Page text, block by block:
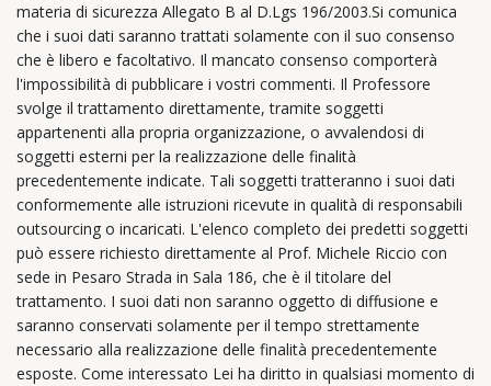
materia di sicurezza Allegato B al D.Lgs 196/2003.Si comunica
che i suoi dati saranno trattati solamente con il suo consenso
che è libero e facoltativo. Il mancato consenso comporterà
l'impossibilità di pubblicare i vostri commenti. Il Professore
svolge il trattamento direttamente, tramite soggetti
appartenenti alla propria organizzazione, o avvalendosi di
soggetti esterni per la realizzazione delle finalità
precedentemente indicate. Tali soggetti tratteranno i suoi dati
conformemente alle istruzioni ricevute in qualità di responsabili
outsourcing o incaricati. L'elenco completo dei predetti soggetti
può essere richiesto direttamente al Prof. Michele Riccio con
sede in Pesaro Strada in Sala 186, che è il titolare del
trattamento. I suoi dati non saranno oggetto di diffusione e
saranno conservati solamente per il tempo strettamente
necessario alla realizzazione delle finalità precedentemente
esposte. Come interessato Lei ha diritto in qualsiasi momento di